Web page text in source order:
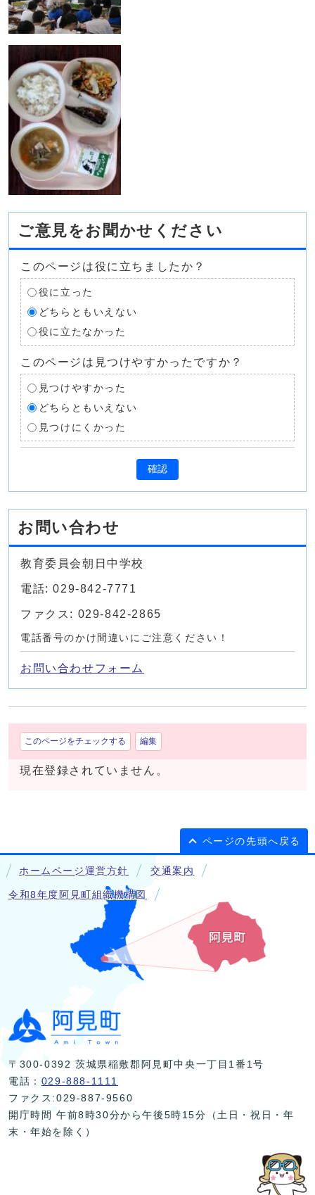
ご意見をお聞かせください
このページは役に立ちましたか？
役に立った
どちらともいえない
役に立たなかった
このページは見つけやすかったですか？
見つけやすかった
どちらともいえない
見つけにくかった
確認
お問い合わせ
教育委員会朝日中学校
電話: 029-842-7771
ファクス: 029-842-2865
電話番号のかけ間違いにご注意ください！
お問い合わせフォーム
このページをチェックする 編集
現在登録されていません。
ページの先頭へ戻る
ホームページ運営方針 交通案内
令和8年度阿見町組織機構図
〒300-0392 茨城県稲敷郡阿見町中央一丁目1番1号
電話： 029-888-1111
ファクス:029-887-9560
開庁時間 午前8時30分から午後5時15分（土日・祝日・年
末・年始を除く）